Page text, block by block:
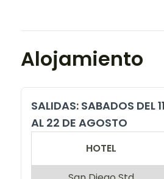
Alojamiento
SALIDAS: SABADOS DEL
AL 22 DE AGOSTO
HOTEL